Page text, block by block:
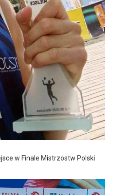
w Finale Mistrzostw Polski